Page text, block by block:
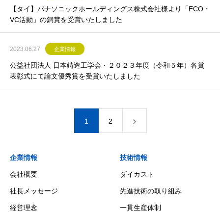
【タイ】パナソニックホールディングス株式会社様より「ECO・
VC活動」の銅賞を受賞いたしました
2023.06.27 企業情報
公益社団法人 日本鋳造工学会・２０２３年度（令和５年）各賞
表彰式にて論文優秀賞を受賞いたしました
1 2
企業情報
会社概要
社長メッセージ
経営理念
技術情報
ダイカスト
先進技術の取り組み
一貫生産体制